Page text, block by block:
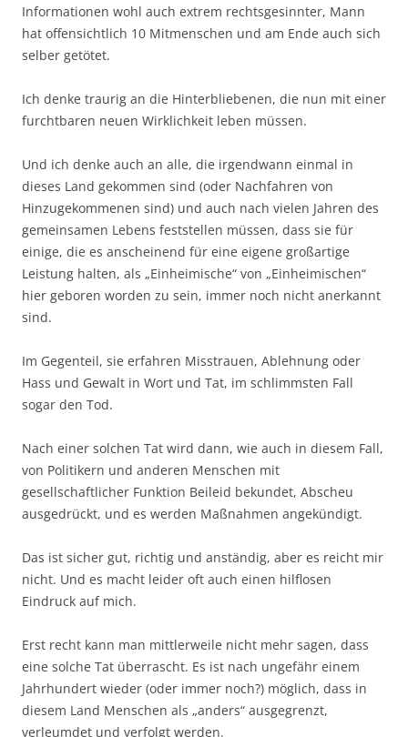
Informationen wohl auch extrem rechtsgesinnter, Mann
hat offensichtlich 10 Mitmenschen und am Ende auch sich
selber getötet.
Ich denke traurig an die Hinterbliebenen, die nun mit einer
furchtbaren neuen Wirklichkeit leben müssen.
Und ich denke auch an alle, die irgendwann einmal in
dieses Land gekommen sind (oder Nachfahren von
Hinzugekommenen sind) und auch nach vielen Jahren des
gemeinsamen Lebens feststellen müssen, dass sie für
einige, die es anscheinend für eine eigene großartige
Leistung halten, als „Einheimische“ von „Einheimischen“
hier geboren worden zu sein, immer noch nicht anerkannt
sind.
Im Gegenteil, sie erfahren Misstrauen, Ablehnung oder
Hass und Gewalt in Wort und Tat, im schlimmsten Fall
sogar den Tod.
Nach einer solchen Tat wird dann, wie auch in diesem Fall,
von Politikern und anderen Menschen mit
gesellschaftlicher Funktion Beileid bekundet, Abscheu
ausgedrückt, und es werden Maßnahmen angekündigt.
Das ist sicher gut, richtig und anständig, aber es reicht mir
nicht. Und es macht leider oft auch einen hilflosen
Eindruck auf mich.
Erst recht kann man mittlerweile nicht mehr sagen, dass
eine solche Tat überrascht. Es ist nach ungefähr einem
Jahrhundert wieder (oder immer noch?) möglich, dass in
diesem Land Menschen als „anders“ ausgegrenzt,
verleumdet und verfolgt werden.